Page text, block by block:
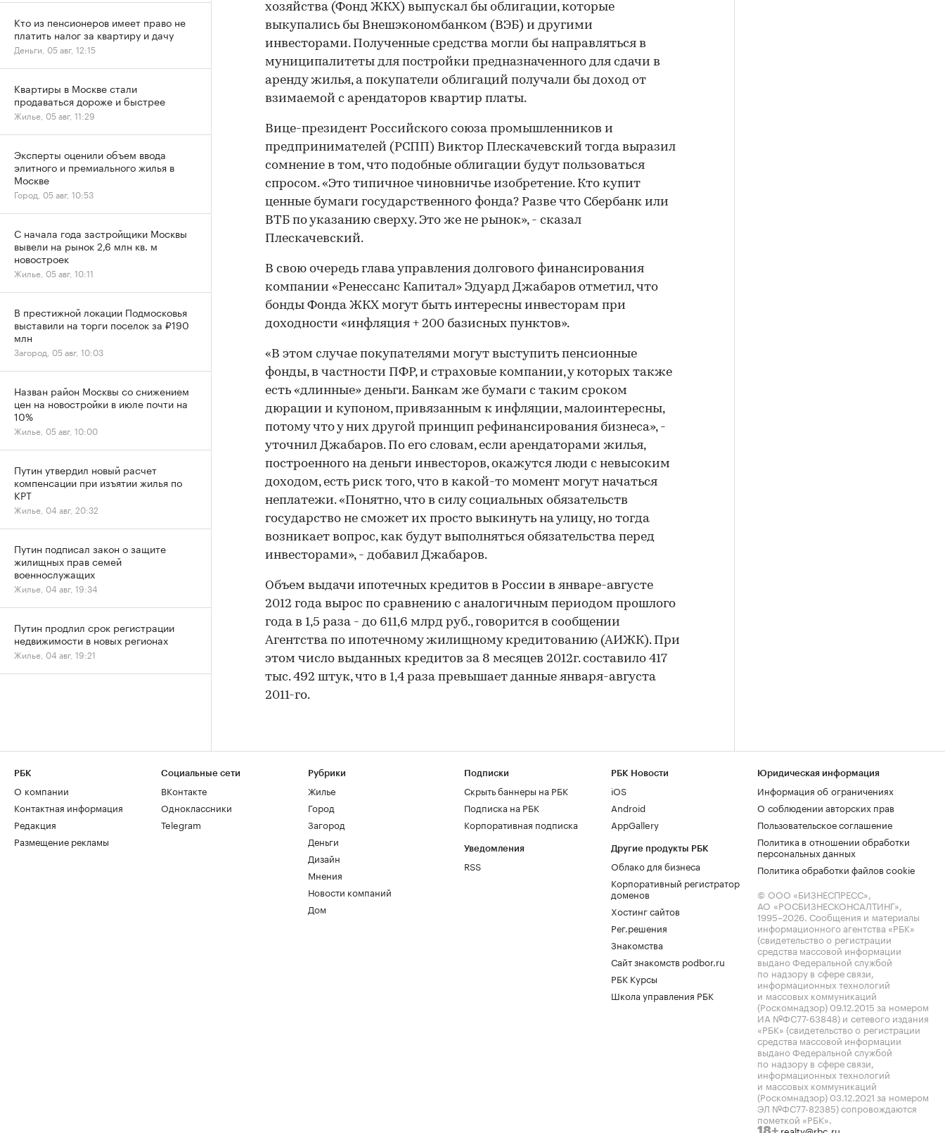
хозяйства (Фонд ЖКХ) выпускал бы облигации, которые
выкупались бы Внешэкономбанком (ВЭБ) и другими
инвесторами. Полученные средства могли бы направляться в
муниципалитеты для постройки предназначенного для сдачи в
аренду жилья, а покупатели облигаций получали бы доход от
взимаемой с арендаторов квартир платы.
Вице-президент Российского союза промышленников и
предпринимателей (РСПП) Виктор Плескачевский тогда выразил
сомнение в том, что подобные облигации будут пользоваться
спросом. «Это типичное чиновничье изобретение. Кто купит
ценные бумаги государственного фонда? Разве что Сбербанк или
ВТБ по указанию сверху. Это же не рынок», - сказал
Плескачевский.
В свою очередь глава управления долгового финансирования
компании «Ренессанс Капитал» Эдуард Джабаров отметил, что
бонды Фонда ЖКХ могут быть интересны инвесторам при
доходности «инфляция + 200 базисных пунктов».
«В этом случае покупателями могут выступить пенсионные
фонды, в частности ПФР, и страховые компании, у которых также
есть «длинные» деньги. Банкам же бумаги с таким сроком
дюрации и купоном, привязанным к инфляции, малоинтересны,
потому что у них другой принцип рефинансирования бизнеса», -
уточнил Джабаров. По его словам, если арендаторами жилья,
построенного на деньги инвесторов, окажутся люди с невысоким
доходом, есть риск того, что в какой-то момент могут начаться
неплатежи. «Понятно, что в силу социальных обязательств
государство не сможет их просто выкинуть на улицу, но тогда
возникает вопрос, как будут выполняться обязательства перед
инвесторами», - добавил Джабаров.
Объем выдачи ипотечных кредитов в России в январе-августе
2012 года вырос по сравнению с аналогичным периодом прошлого
года в 1,5 раза - до 611,6 млрд руб., говорится в сообщении
Агентства по ипотечному жилищному кредитованию (АИЖК). При
этом число выданных кредитов за 8 месяцев 2012г. составило 417
тыс. 492 штук, что в 1,4 раза превышает данные января-августа
2011-го.
Кто из пенсионеров имеет право не
платить налог за квартиру и дачу
Деньги, 05 авг, 12:15
Квартиры в Москве стали
продаваться дороже и быстрее
Жилье, 05 авг, 11:29
Эксперты оценили объем ввода
элитного и премиального жилья в
Москве
Город, 05 авг, 10:53
С начала года застройщики Москвы
вывели на рынок 2,6 млн кв. м
новостроек
Жилье, 05 авг, 10:11
В престижной локации Подмосковья
выставили на торги поселок за ₽190
млн
Загород, 05 авг, 10:03
Назван район Москвы со снижением
цен на новостройки в июле почти на
10%
Жилье, 05 авг, 10:00
Путин утвердил новый расчет
компенсации при изъятии жилья по
КРТ
Жилье, 04 авг, 20:32
Путин подписал закон о защите
жилищных прав семей
военнослужащих
Жилье, 04 авг, 19:34
Путин продлил срок регистрации
недвижимости в новых регионах
Жилье, 04 авг, 19:21
РБК
О компании
Контактная информация
Редакция
Размещение рекламы
Социальные сети
ВКонтакте
Одноклассники
Telegram
Рубрики
Жилье
Город
Загород
Деньги
Дизайн
Мнения
Новости компаний
Дом
Подписки
Скрыть баннеры на РБК
Подписка на РБК
Корпоративная подписка
Уведомления
RSS
РБК Новости
iOS
Android
AppGallery
Другие продукты РБК
Облако для бизнеса
Корпоративный регистратор
доменов
Хостинг сайтов
Рег.решения
Знакомства
Сайт знакомств podbor.ru
РБК Курсы
Школа управления РБК
Юридическая информация
Информация об ограничениях
О соблюдении авторских прав
Пользовательское соглашение
Политика в отношении обработки
персональных данных
Политика обработки файлов cookie
© ООО «БИЗНЕСПРЕСС»,
АО «РОСБИЗНЕСКОНСАЛТИНГ»,
1995–2026. Сообщения и материалы
информационного агентства «РБК»
(свидетельство о регистрации
средства массовой информации
выдано Федеральной службой
по надзору в сфере связи,
информационных технологий
и массовых коммуникаций
(Роскомнадзор) 09.12.2015 за номером
ИА №ФС77-63848) и сетевого издания
«РБК» (свидетельство о регистрации
средства массовой информации
выдано Федеральной службой
по надзору в сфере связи,
информационных технологий
и массовых коммуникаций
(Роскомнадзор) 03.12.2021 за номером
ЭЛ №ФС77-82385) сопровождаются
пометкой «РБК».
realty@rbc.ru